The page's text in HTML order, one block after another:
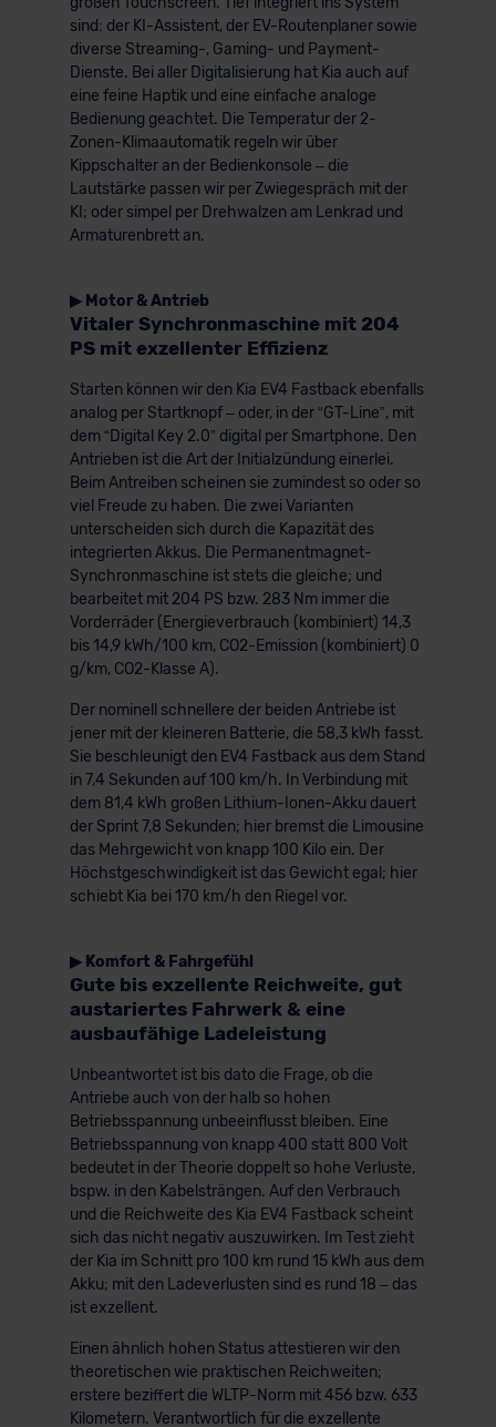
sind: der KI-Assistent, der EV-Routenplaner sowie
diverse Streaming-, Gaming- und Payment-
Dienste. Bei aller Digitalisierung hat Kia auch auf
eine feine Haptik und eine einfache analoge
Bedienung geachtet. Die Temperatur der 2-
Zonen-Klimaautomatik regeln wir über
Kippschalter an der Bedienkonsole – die
Lautstärke passen wir per Zwiegespräch mit der
KI; oder simpel per Drehwalzen am Lenkrad und
Armaturenbrett an.
▶ Motor & Antrieb
Vitaler Synchronmaschine mit 204
PS mit exzellenter Effizienz
Starten können wir den Kia EV4 Fastback ebenfalls
analog per Startknopf – oder, in der “GT-Line”, mit
dem “Digital Key 2.0” digital per Smartphone. Den
Antrieben ist die Art der Initialzündung einerlei.
Beim Antreiben scheinen sie zumindest so oder so
viel Freude zu haben. Die zwei Varianten
unterscheiden sich durch die Kapazität des
integrierten Akkus. Die Permanentmagnet-
Synchronmaschine ist stets die gleiche; und
bearbeitet mit 204 PS bzw. 283 Nm immer die
Vorderräder (Energieverbrauch (kombiniert) 14,3
bis 14,9 kWh/100 km, CO2-Emission (kombiniert) 0
g/km, CO2-Klasse A).
Der nominell schnellere der beiden Antriebe ist
jener mit der kleineren Batterie, die 58,3 kWh fasst.
Sie beschleunigt den EV4 Fastback aus dem Stand
in 7,4 Sekunden auf 100 km/h. In Verbindung mit
dem 81,4 kWh großen Lithium-Ionen-Akku dauert
der Sprint 7,8 Sekunden; hier bremst die Limousine
das Mehrgewicht von knapp 100 Kilo ein. Der
Höchstgeschwindigkeit ist das Gewicht egal; hier
schiebt Kia bei 170 km/h den Riegel vor.
▶ Komfort & Fahrgefühl
Gute bis exzellente Reichweite, gut
austariertes Fahrwerk & eine
ausbaufähige Ladeleistung
Unbeantwortet ist bis dato die Frage, ob die
Antriebe auch von der halb so hohen
Betriebsspannung unbeeinflusst bleiben. Eine
Betriebsspannung von knapp 400 statt 800 Volt
bedeutet in der Theorie doppelt so hohe Verluste,
bspw. in den Kabelsträngen. Auf den Verbrauch
und die Reichweite des Kia EV4 Fastback scheint
sich das nicht negativ auszuwirken. Im Test zieht
der Kia im Schnitt pro 100 km rund 15 kWh aus dem
Akku; mit den Ladeverlusten sind es rund 18 – das
ist exzellent.
Einen ähnlich hohen Status attestieren wir den
theoretischen wie praktischen Reichweiten;
erstere beziffert die WLTP-Norm mit 456 bzw. 633
Kilometern. Verantwortlich für die exzellente